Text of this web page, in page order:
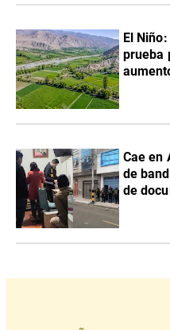
El
prueba
Cae en
de
de